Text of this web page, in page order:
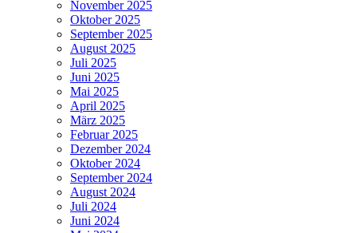
November 2025
Oktober 2025
September 2025
August 2025
Juli 2025
Juni 2025
Mai 2025
April 2025
März 2025
Februar 2025
Dezember 2024
Oktober 2024
September 2024
August 2024
Juli 2024
Juni 2024